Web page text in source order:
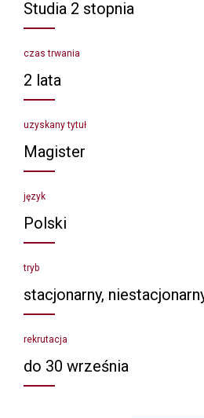
Studia 2 stopnia
czas trwania
2 lata
uzyskany tytuł
Magister
język
Polski
tryb
stacjonarny,
rekrutacja
do 30 września